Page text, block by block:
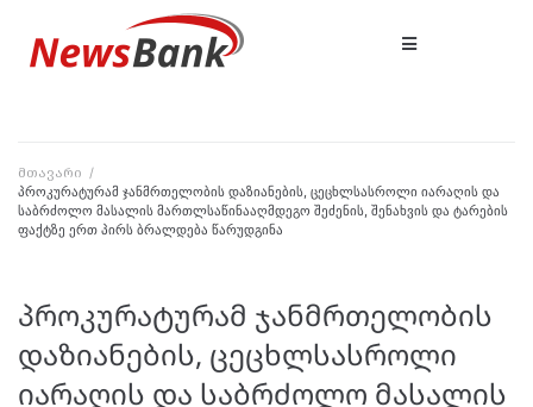
მთავარი /
პროკურატურამ ჯანმრთელობის დაზიანების, ცეცხლსასროლი იარაღის და
საბრძოლო მასალის მართლსაწინააღმდეგო შეძენის, შენახვის და ტარების
ფაქტზე ერთ პირს ბრალდება წარუდგინა
პროკურატურამ ჯანმრთელობის
დაზიანების, ცეცხლსასროლი
იარაღის და საბრძოლო მასალის